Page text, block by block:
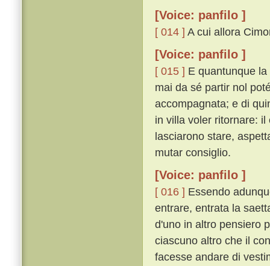
[Voice: panfilo ]
[ 014 ] A cui allora
[Voice: panfilo ]
[ 015 ] E quantunque
mai da sé partir nol
accompagnata; e di
in villa voler ritornare:
lasciarono stare,
mutar consiglio.
[Voice: panfilo ]
[ 016 ] Essendo
entrare, entrata la
d'uno in altro pensiero
ciascuno altro che il
facesse andare di